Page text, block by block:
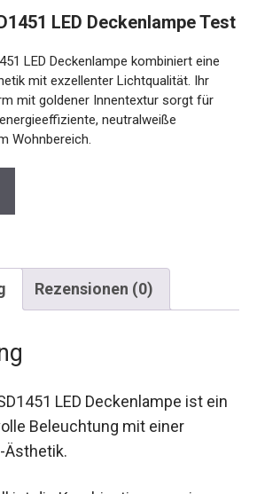
LED Deckenlampe Test
LED Deckenlampe kombiniert eine
mit exzellenter Lichtqualität. Ihr
mit goldener Innentextur sorgt für
neutralweiße
Wohnbereich.
Rezensionen (0)
LED Deckenlampe ist ein
Beleuchtung mit einer
Ästhetik.